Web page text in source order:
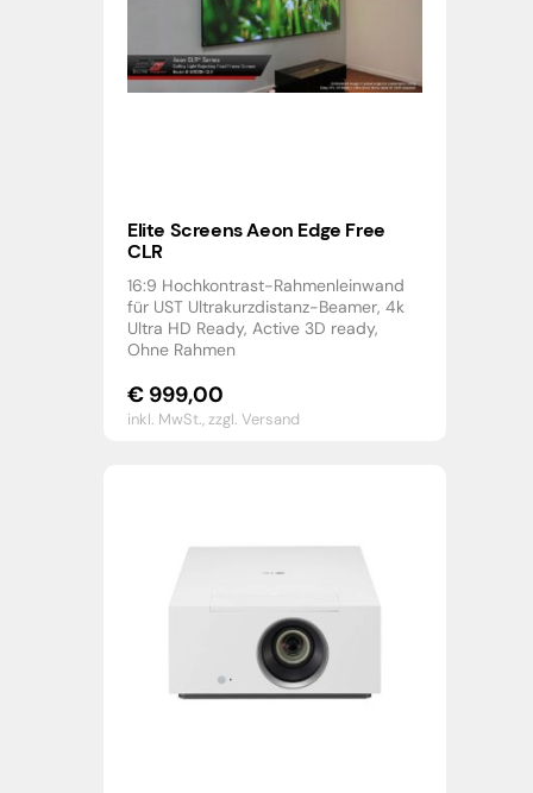
Elite Screens Aeon Edge Free
CLR
16:9 Hochkontrast-Rahmenleinwand
für UST Ultrakurzdistanz-Beamer, 4k
Ultra HD Ready, Active 3D ready,
Ohne Rahmen
€ 999,00
inkl. MwSt.,zzgl. Versand